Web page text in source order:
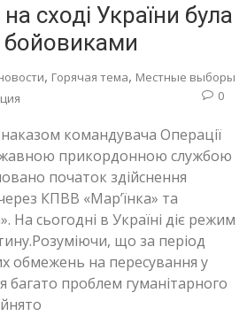
сході України була
бойовиками
, Горячая тема, Местные выборы
0
командувача Операції
прикордонною службою
початок здійснення
КПВВ «Мар’їнка» та
На сьогодні в Україні діє режим
що за період
обмежень на пересування у
проблем гуманітарного